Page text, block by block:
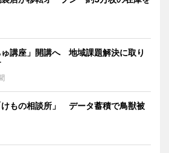
ゅ講座」開講へ 地域課題解決に取り
もの相談所」 データ蓄積で鳥獣被